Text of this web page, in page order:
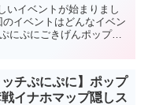
いイベントが始まりまし
イベントはどんなイベン
にぷにごきげんポップコ
ッチぷにぷに】ポップ
イナホマップ隠しス